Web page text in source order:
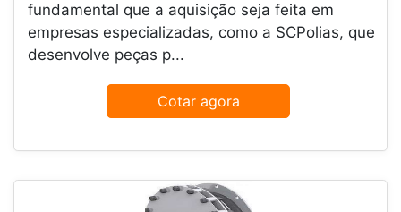
fundamental que a aquisição seja feita em
empresas especializadas, como a SCPolias, que
desenvolve peças p...
Cotar agora